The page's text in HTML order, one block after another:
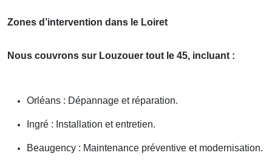
Zones d’intervention dans le Loiret
Nous couvrons sur Louzouer tout le 45, incluant :
Orléans : Dépannage et réparation.
Ingré : Installation et entretien.
Beaugency : Maintenance préventive et modernisation.